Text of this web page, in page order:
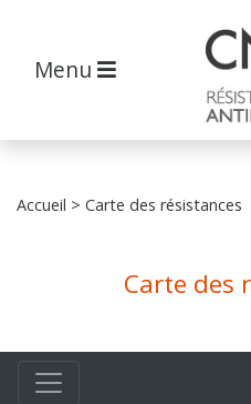
Menu
Accueil > Carte des résistances
Carte des